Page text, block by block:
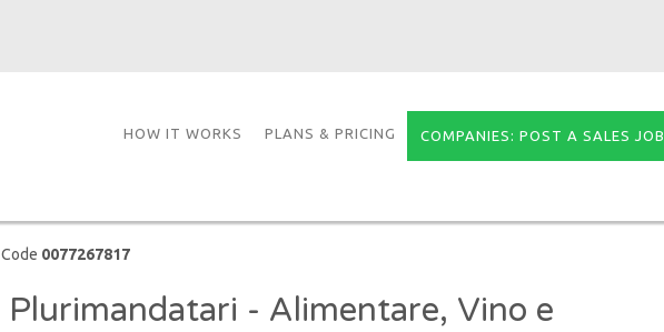
HOW IT WORKS PLANS & PRICING COMPANIES: POST A SALES JOB
0077267817
- Alimentare, Vino e